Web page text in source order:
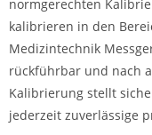
normgerechten
kalibrieren in den
Medizintechnik
rückführbar und nach
Kalibrierung stellt
jederzeit zuverlässige